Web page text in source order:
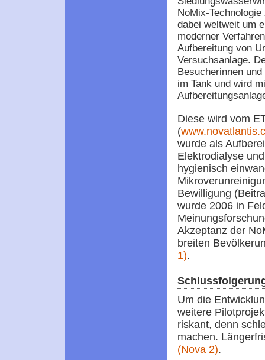
NoMix-
dabei weltweit um
moderner
Aufbereitung von
Versuchsanlage.
Besucherinnen
im Tank und wird
Diese wird vom
(
wurde als
Elektrodialyse
hygienisch
Bewilligung
wurde 2006 in
Akzeptanz der
breiten
1).
Um die
weitere
riskant, denn
machen.
(Nova 2).